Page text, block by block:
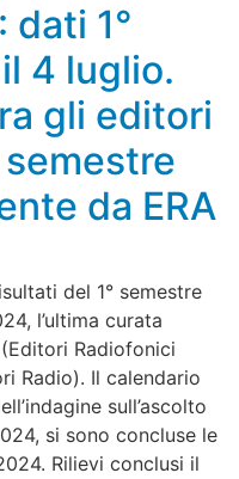
dati 1°
4 luglio.
gli editori
da ERA
del 1° semestre
l’ultima curata
Radiofonici
Radio). Il calendario
sull’ascolto
si sono concluse le
Rilievi conclusi il